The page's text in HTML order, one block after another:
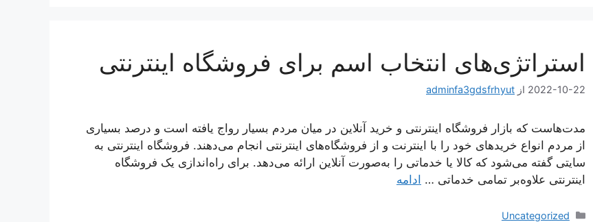
استراتژی‌های انتخاب اسم برای فروشگاه اینترنتی
2022-10-22 از adminfa3gdsfrhyut
مدت‌هاست که بازار فروشگاه اینترنتی و خرید آنلاین در میان مردم بسیار رواج یافته است و درصد بسیاری
از مردم انواع خریدهای خود را با اینترنت و از فروشگاه‌های اینترنتی انجام می‌دهند. فروشگاه اینترنتی به
سایتی گفته می‌شود که کالا یا خدماتی را به‌صورت آنلاین ارائه می‌دهد. برای راه‌اندازی یک فروشگاه
اینترنتی علاوه‌بر تمامی خدماتی … ادامه
دسته‌ها
Uncategorized